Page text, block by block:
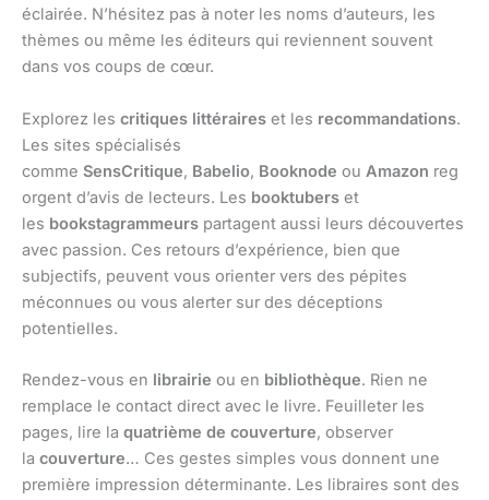
éclairée. N’hésitez pas à noter les noms d’auteurs, les
thèmes ou même les éditeurs qui reviennent souvent
dans vos coups de cœur.
Explorez les critiques littéraires et les recommandations.
Les sites spécialisés
comme SensCritique, Babelio, Booknode ou Amazon reg
orgent d’avis de lecteurs. Les booktubers et
les bookstagrammeurs partagent aussi leurs découvertes
avec passion. Ces retours d’expérience, bien que
subjectifs, peuvent vous orienter vers des pépites
méconnues ou vous alerter sur des déceptions
potentielles.
Rendez-vous en librairie ou en bibliothèque. Rien ne
remplace le contact direct avec le livre. Feuilleter les
pages, lire la quatrième de couverture, observer
la couverture… Ces gestes simples vous donnent une
première impression déterminante. Les libraires sont des